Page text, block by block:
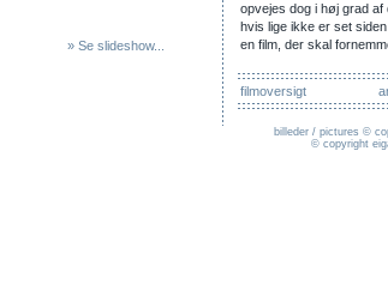
» Se slideshow...
opvejes dog i høj grad
hvis lige ikke er set
en film, der skal
filmoversigt
billeder / pictures ©
© copyright